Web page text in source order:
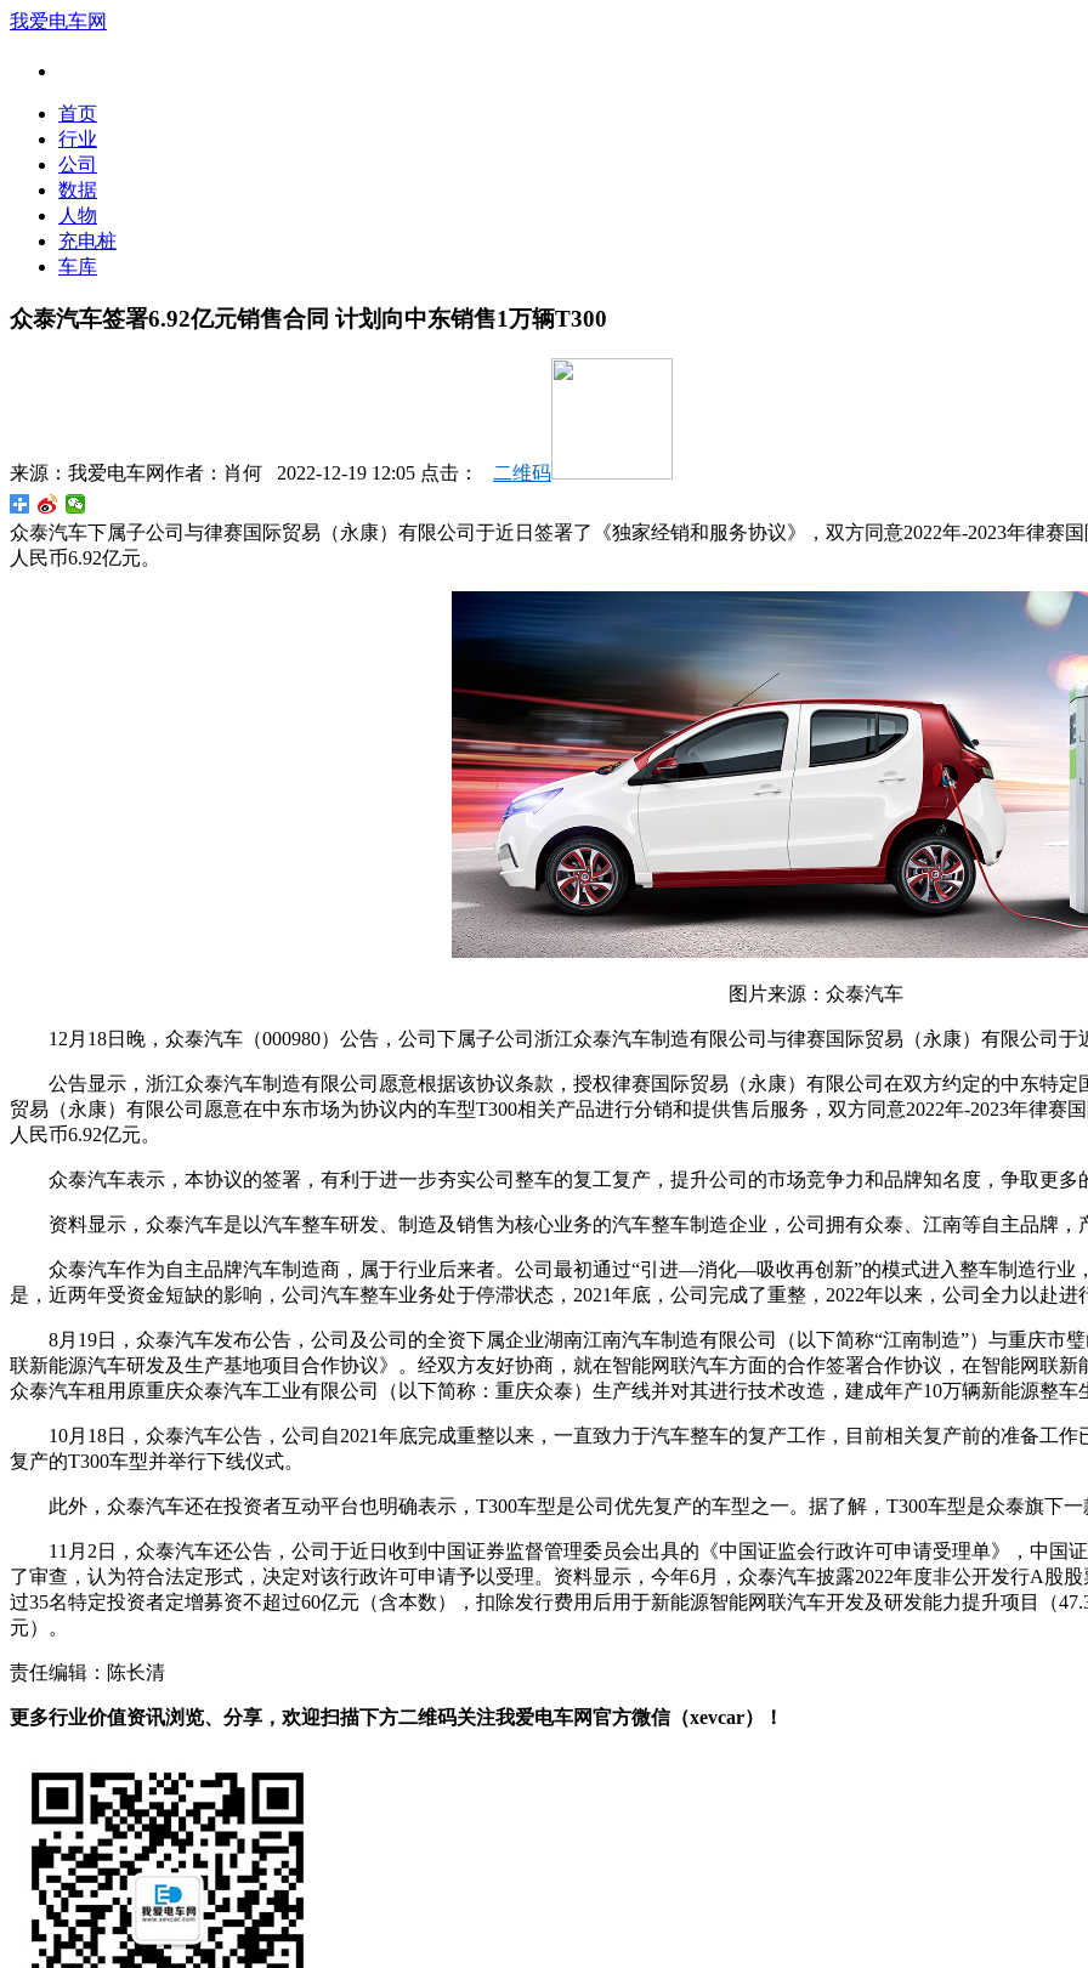
我爱电车网
首页
行业
公司
数据
人物
充电桩
车库
众泰汽车签署6.92亿元销售合同 计划向中东销售1万辆T300
来源： 我爱电车网作者： 肖何 2022-12-19 12:05 点击： 二维码
众泰汽车下属子公司与律赛国际贸易（永康）有限公司于近日签署了《独家经销和服务协议》，双方同意2022年-2023年律赛
人民币6.92亿元。
图片来源：众泰汽车
12月18日晚，众泰汽车（000980）公告，公司下属子公司浙江众泰汽车制造有限公司与律赛国际贸易（永康）有限公司于
公告显示，浙江众泰汽车制造有限公司愿意根据该协议条款，授权律赛国际贸易（永康）有限公司在双方约定的中东特
贸易（永康）有限公司愿意在中东市场为协议内的车型T300相关产品进行分销和提供售后服务，双方同意2022年-2023年律赛
人民币6.92亿元。
众泰汽车表示，本协议的签署，有利于进一步夯实公司整车的复工复产，提升公司的市场竞争力和品牌知名度，争取更多
资料显示，众泰汽车是以汽车整车研发、制造及销售为核心业务的汽车整车制造企业，公司拥有众泰、江南等自主品牌，
众泰汽车作为自主品牌汽车制造商，属于行业后来者。公司最初通过“引进—消化—吸收再创新”的模式进入整车制造行业
是，近两年受资金短缺的影响，公司汽车整车业务处于停滞状态，2021年底，公司完成了重整，2022年以来，公司全力以赴进
8月19日，众泰汽车发布公告，公司及公司的全资下属企业湖南江南汽车制造有限公司（以下简称“江南制造”）与重庆市
联新能源汽车研发及生产基地项目合作协议》。经双方友好协商，就在智能网联汽车方面的合作签署合作协议，在智能网联
众泰汽车租用原重庆众泰汽车工业有限公司（以下简称：重庆众泰）生产线并对其进行技术改造，建成年产10万辆新能源整车
10月18日，众泰汽车公告，公司自2021年底完成重整以来，一直致力于汽车整车的复产工作，目前相关复产前的准备工
复产的T300车型并举行下线仪式。
此外，众泰汽车还在投资者互动平台也明确表示，T300车型是公司优先复产的车型之一。据了解，T300车型是众泰旗下一
11月2日，众泰汽车还公告，公司于近日收到中国证券监督管理委员会出具的《中国证监会行政许可申请受理单》，中国
了审查，认为符合法定形式，决定对该行政许可申请予以受理。 资料显示，今年6月，众泰汽车披露2022年度非公开发行A股
过35名特定投资者定增募资不超过60亿元（含本数），扣除发行费用后用于新能源智能网联汽车开发及研发能力提升项目（
元）。
责任编辑：陈长清
更多行业价值资讯浏览、分享，欢迎扫描下方二维码关注我爱电车网官方微信（xevcar）！